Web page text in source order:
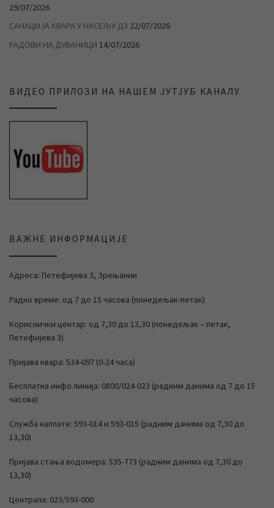
29/07/2026
САНАЦИЈА КВАРА У НАСЕЉУ Д3 22/07/2026
РАДОВИ НА ДУВАНИЦИ 14/07/2026
ВИДЕО ПРИЛОЗИ НА НАШЕМ ЈУТЈУБ КАНАЛУ
ВАЖНЕ ИНФОРМАЦИЈЕ
Адреса: Петефијева 3, Зрењанин
Радно време: од 7 до 15 часова (понедељак-петак)
Кориснички центар: од 7,30 до 13,30 (понедељак – петак,
Петефијева 3)
Пријава квара: 534-097 (0-24 часа)
Бесплатна инфо линија: 0800/024-023 (радним данима од 7 до 15
часова)
Служба наплате: 593-014 и 593-015 (радним данима од 7,30 до
13,30)
Пријава стања водомера: 535-773 (радним данима од 7,30 до
13,30)
Централа: 023/593-000